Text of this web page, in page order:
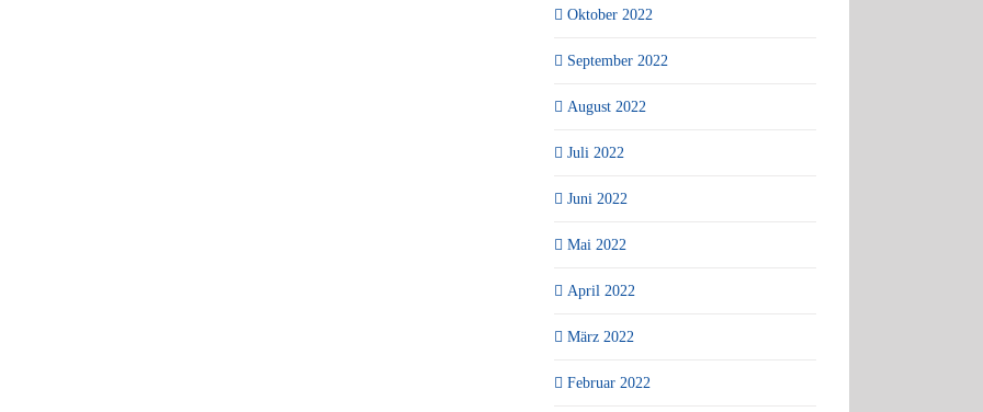
Oktober 2022
September 2022
August 2022
Juli 2022
Juni 2022
Mai 2022
April 2022
März 2022
Februar 2022